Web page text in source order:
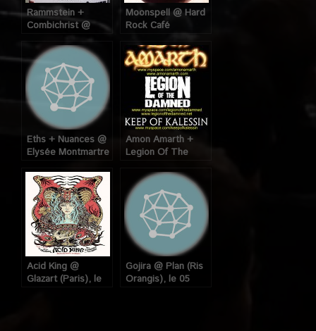
Rammstein +
Combichrist @
Pavilhão Atlantico
(Lisbonne,
Portugal), le 08
Novembre 2009
Moonspell @ Hard
Rock Café
Portugal), le 15
Septembre 2010
Eths + Nuances @
Elysée Montmartre
Octobre 2008.
Amon Amarth +
Legion Of The
Kalessin @
Trabendo (Paris),
10 Mars 2009
Acid King @
Glazart (Paris), le
Gojira @ Plan (Ris
Orangis), le 05